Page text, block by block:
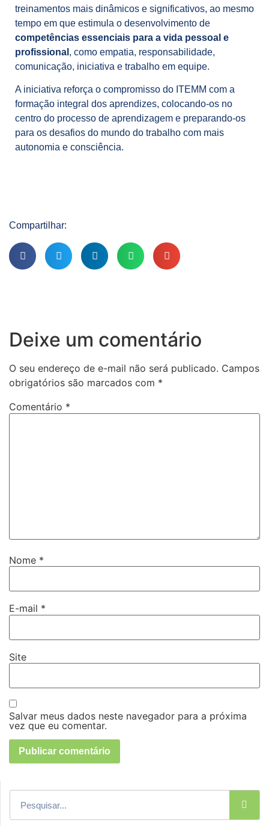
treinamentos mais dinâmicos e significativos, ao mesmo
tempo em que estimula o desenvolvimento de
competências essenciais para a vida pessoal e
profissional , como empatia, responsabilidade,
comunicação, iniciativa e trabalho em equipe.
A iniciativa reforça o compromisso do ITEMM com a
formação integral dos aprendizes, colocando-os no
centro do processo de aprendizagem e preparando-os
para os desafios do mundo do trabalho com mais
autonomia e consciência.
Compartilhar:
Deixe um comentário
O seu endereço de e-mail não será publicado. Campos
obrigatórios são marcados com *
Comentário *
Nome *
E-mail *
Site
Salvar meus dados neste navegador para a próxima
vez que eu comentar.